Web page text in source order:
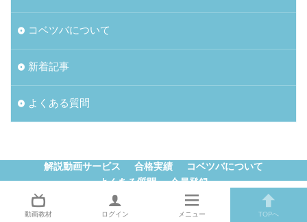
コベツバについて
新着記事
よくある質問
解説動画サービス 合格実績
コベツバについて
よくある質問
会員登録
© Copyright 2026 中学受験コベツバ
動画教材 ログイン メニュー TOPへ